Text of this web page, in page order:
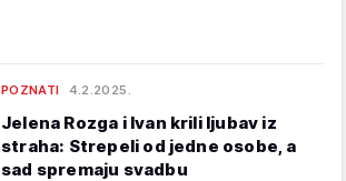
POZNATI 4.2.2025.
Jelena Rozga i Ivan krili ljubav iz
straha: Strepeli od jedne osobe, a
sad spremaju svadbu